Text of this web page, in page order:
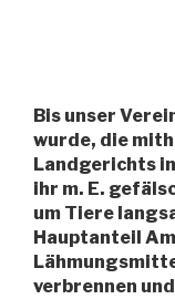
Bis unser
wurde, die
Landgerichts
ihr m. E.
um Tiere
Hauptanteil
verbrennen